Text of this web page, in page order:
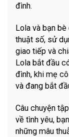
đình.
Lola và bạn
thuật số, sử
giao tiếp và
Lola bắt đầu
đình, khi mẹ
và đang bắt
Câu chuyện
về tình yêu,
những mâu